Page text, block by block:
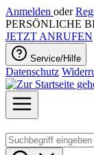
Anmelden oder
PERSÖNLICHE
JETZT ANRUFEN
Service/Hilfe
Datenschutz